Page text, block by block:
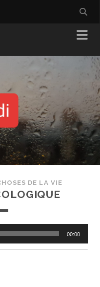
DE LA VIE
00:00